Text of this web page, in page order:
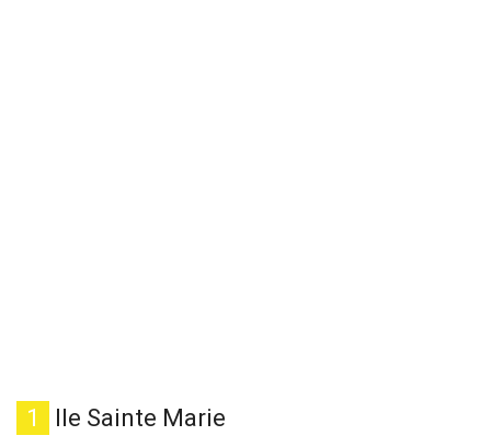
1 Ile Sainte Marie